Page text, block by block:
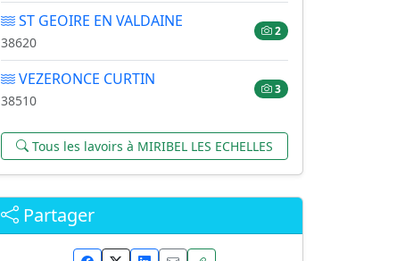
ST GEOIRE EN VALDAINE
38620
2
VEZERONCE CURTIN
38510
3
Tous les lavoirs à MIRIBEL LES ECHELLES
Partager